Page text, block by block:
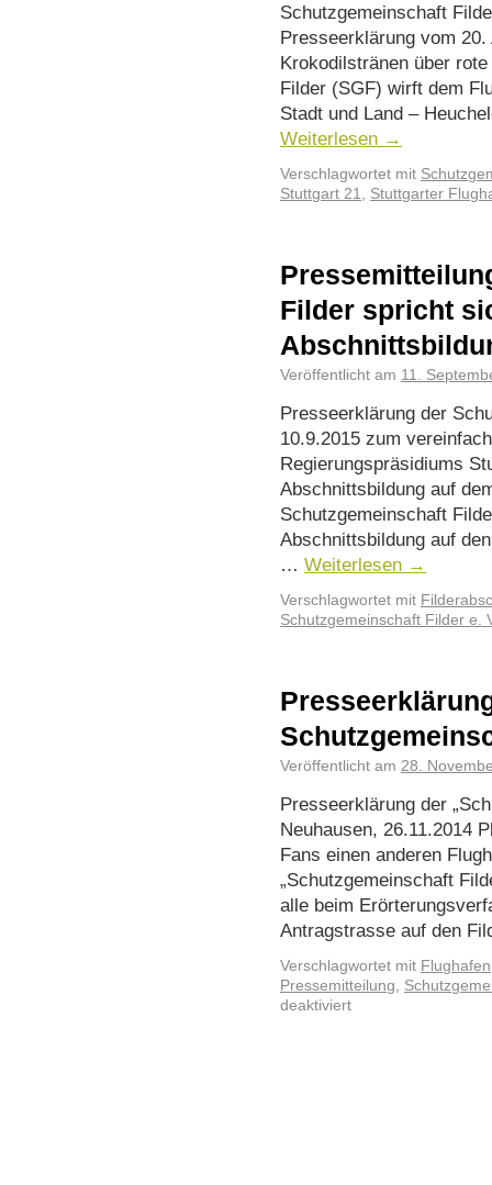
Schutzgemeinschaft
Presseerklärung vom
Krokodilstränen über
Filder (SGF) wirft dem
Stadt und Land –
Weiterlesen →
Verschlagwortet mit
Stuttgart 21, Stuttgarter
Filder spricht
Veröffentlicht am 11.
Presseerklärung der
10.9.2015 zum
Regierungspräsidiums
Abschnittsbildung auf
Schutzgemeinschaft
Abschnittsbildung auf
… Weiterlesen →
Verschlagwortet mit
Schutzgemeinschaft Filder e.
Veröffentlicht am 28.
Presseerklärung der
Neuhausen, 26.11.2014
Fans einen anderen
„Schutzgemeinschaft
alle beim
Antragstrasse auf den
Verschlagwortet mit Flughafen
Pressemitteilung,
deaktiviert